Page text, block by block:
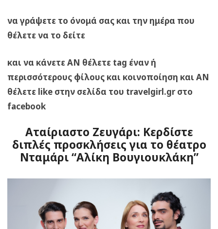
να γράψετε το όνομά σας και την ημέρα που
θέλετε να το δείτε
και να κάνετε ΑΝ θέλετε tag έναν ή
περισσότερους φίλους και κοινοποίηση και ΑΝ
θέλετε like στην σελίδα του travelgirl.gr στο
facebook
Αταίριαστο Ζευγάρι: Κερδίστε
διπλές προσκλήσεις για το θέατρο
Νταμάρι “Αλίκη Βουγιουκλάκη”